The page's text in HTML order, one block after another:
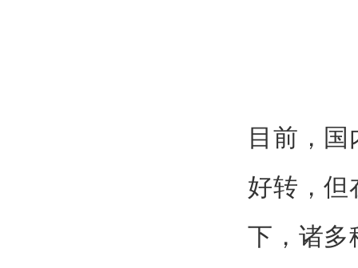
目前，
好转，但
下，诸多